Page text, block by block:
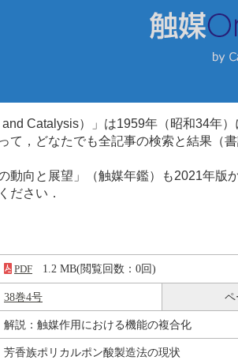
and Catalysis）」は1959年（昭和34年
て，どなたでも全記事の検索と結果（
動向と展望」（触媒年鑑）も2021年
ださい．
PDF 1.2 MB(閲覧回数：0回)
38巻4号 ペ
解説：触媒作用における機能の複合化
芳香族ポリカルポン酸製造法の現状